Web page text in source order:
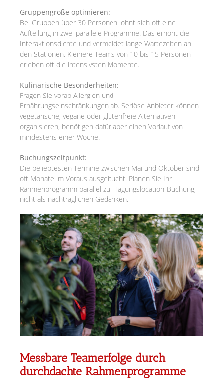
Gruppengröße optimieren:
Bei Gruppen über 30 Personen lohnt sich oft eine
Aufteilung in zwei parallele Programme. Das erhöht die
Interaktionsdichte und vermeidet lange Wartezeiten an
den Stationen. Kleinere Teams von 10 bis 15 Personen
erleben oft die intensivsten Momente.
Kulinarische Besonderheiten:
Fragen Sie vorab Allergien und
Ernährungseinschränkungen ab. Seriöse Anbieter können
vegetarische, vegane oder glutenfreie Alternativen
organisieren, benötigen dafür aber einen Vorlauf von
mindestens einer Woche.
Buchungszeitpunkt:
Die beliebtesten Termine zwischen Mai und Oktober sind
oft Monate im Voraus ausgebucht. Planen Sie Ihr
Rahmenprogramm parallel zur Tagungslocation-Buchung,
nicht als nachträglichen Gedanken.
Messbare Teamerfolge durch
durchdachte Rahmenprogramme